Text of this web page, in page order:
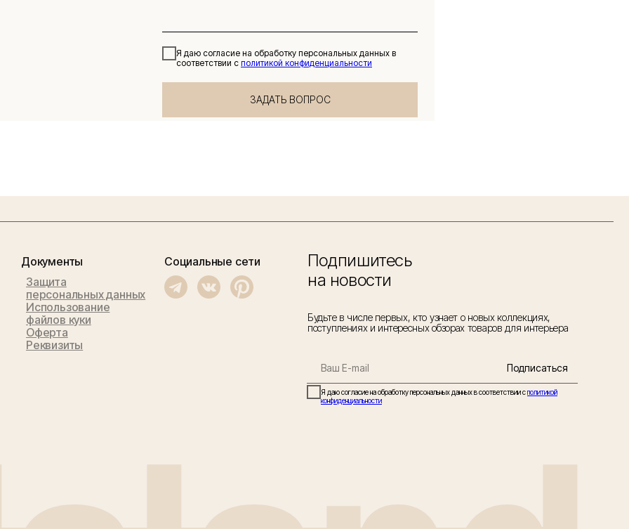
Я даю согласие на обработку персональных данных в
соответствии с политикой конфиденциальности
ЗАДАТЬ ВОПРОС
Подпишитесь
на новости
Будьте в числе первых, кто узнает о новых коллекциях,
поступлениях и интересных обзорах товаров для интерьера
Я даю согласие на обработку персональных данных в соответствии сполитикой
конфиденциальности
Подписаться
Реквизиты
Оферта
Использование
файлов куки
Защита
персональных данных
Документы Социальные сети